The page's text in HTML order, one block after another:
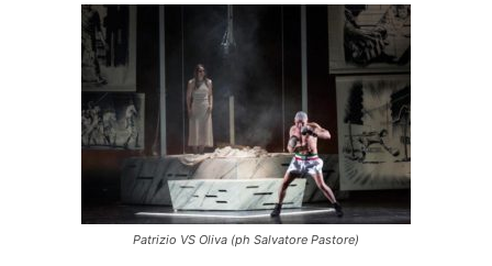
Patrizio VS Oliva (ph Salvatore Pastore)